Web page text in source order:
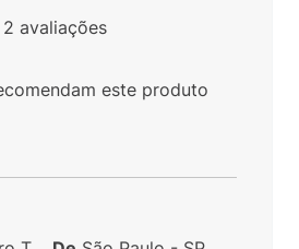
2 avaliações
este produto